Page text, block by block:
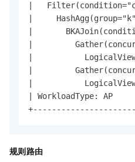
|
|
|
|
|
|
|
|
规则路由